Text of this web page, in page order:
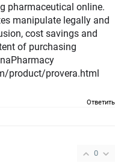
pharmaceutical online.
manipulate legally and
cost savings and
of purchasing
product/provera.html
Ответить
0